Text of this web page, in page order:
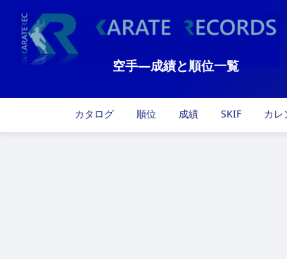
空手―成績と順位一覧
カタログ 順位 成績 SKIF カレ